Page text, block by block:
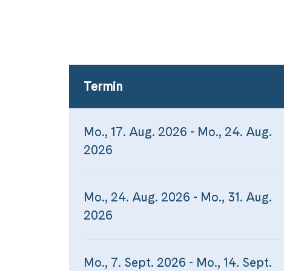
Termin
Mo., 17. Aug. 2026 - Mo., 24. Aug.
2026
Mo., 24. Aug. 2026 - Mo., 31. Aug.
2026
Mo., 7. Sept. 2026 - Mo., 14. Sept.